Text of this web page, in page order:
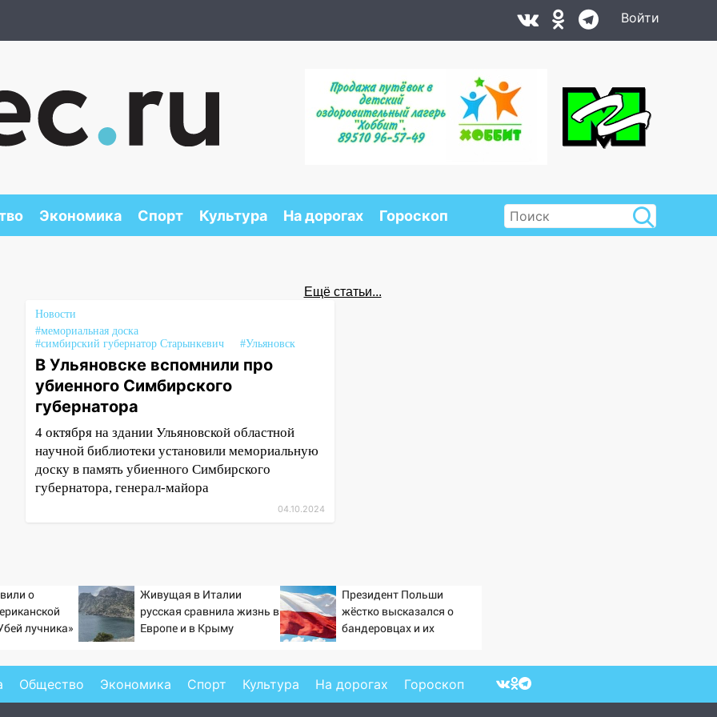
Войти
Экономика Спорт Культура На дорогах Гороскоп
Ещё статьи...
Новости
#мемориальная доска
#симбирский губернатор Старынкевич
#Ульяновск
В Ульяновске вспомнили про
убиенного Симбирского
губернатора
4 октября на здании Ульяновской областной
научной библиотеки установили мемориальную
доску в память убиенного Симбирского
губернатора, генерал-майора
04.10.2024
о
лучника»
Живущая в Италии
русская сравнила жизнь в
Европе и в Крыму
Президент Польши
жёстко высказался о
бандеровцах и их
Общество Экономика Спорт Культура На дорогах Гороскоп